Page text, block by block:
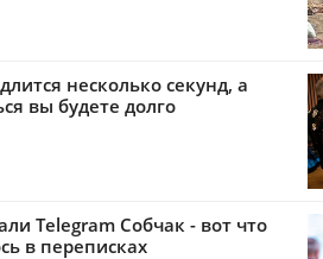
несколько секунд, а
вы будете долго
Telegram Собчак - вот что
в переписках